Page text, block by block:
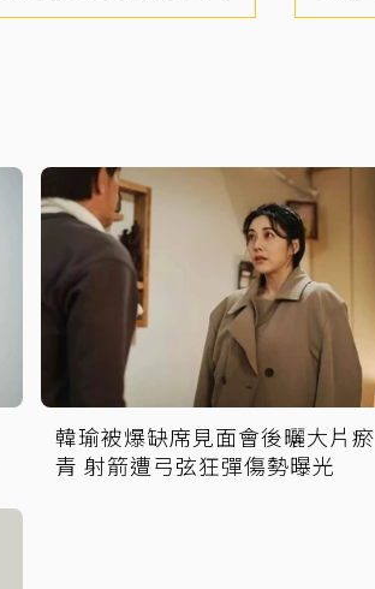
韓瑜被爆缺席見面會後曬大片瘀
青 射箭遭弓弦狂彈傷勢曝光